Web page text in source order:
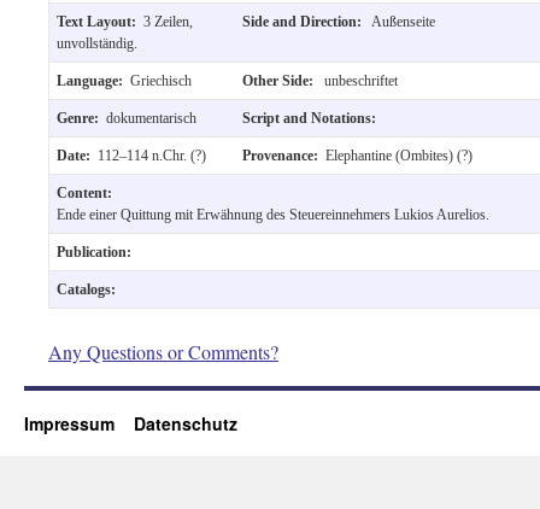
Text Layout: 3 Zeilen,
unvollständig.
Side and Direction: Außenseite
Language: Griechisch Other Side: unbeschriftet
Genre: dokumentarisch Script and Notations:
Date: 112–114 n.Chr. (?) Provenance: Elephantine (Ombites) (?)
Content:
Ende einer Quittung mit Erwähnung des Steuereinnehmers Lukios Aurelios.
Publication:
Catalogs:
Any Questions or Comments?
Impressum Datenschutz